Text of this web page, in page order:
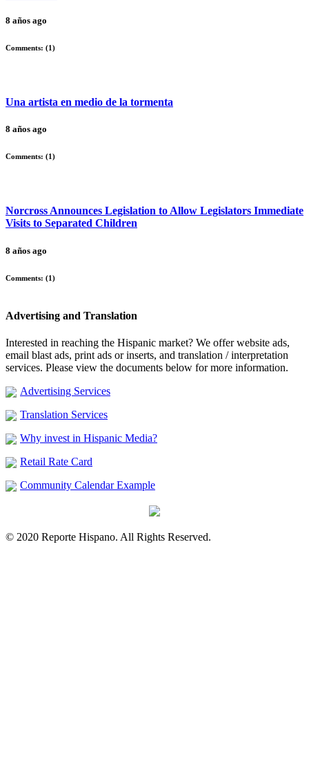
8 años ago
Comments: (1)
Una artista en medio de la tormenta
8 años ago
Comments: (1 )
Norcross Announces Legislation to Allow Legislators Immediate
Visits to Separated Children
8 años ago
Comments: (1)
Advertising and Translation
Interested in reaching the Hispanic market? We offer website ads,
email blast ads, print ads or inserts, and translation / interpretation
services. Please view the documents below for more information.
Advertising Services
Translation Services
Why invest in Hispanic Media?
Retail Rate Card
Community Calendar Example
© 2020 Reporte Hispano. All Rights Reserved.